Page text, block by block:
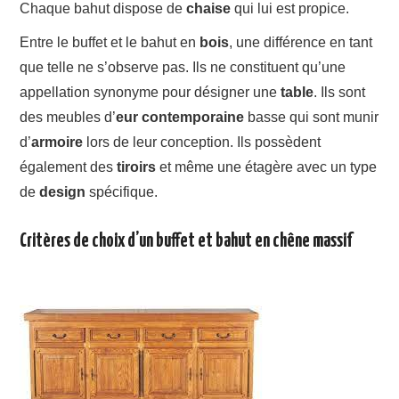
Chaque bahut dispose dechaise qui lui est propice.
Entre le buffet et le bahut en bois, une différence en tant
que telle ne s’observe pas. Ils ne constituent qu’une
appellation synonyme pour désigner unetable. Ils sont
des meubles d’eur contemporaine basse qui sont munir
d’armoire lors de leur conception. Ils possèdent
également destiroirs et même une étagère avec un type
dedesign spécifique.
Critères de choix d’un buffet et bahut en chêne massif